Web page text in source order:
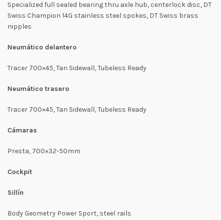
Specialized full sealed bearing thru axle hub, centerlock disc, DT
Swiss Champion 14G stainless steel spokes, DT Swiss brass
nipples
Neumático delantero
Tracer 700×45, Tan Sidewall, Tubeless Ready
Neumático trasero
Tracer 700×45, Tan Sidewall, Tubeless Ready
Cámaras
Presta, 700×32-50mm
Cockpit
Sillín
Body Geometry Power Sport, steel rails